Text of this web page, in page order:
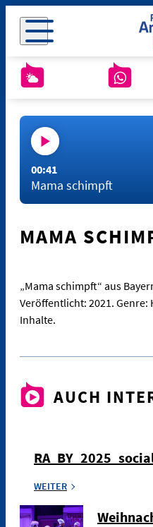
00:41
Mama schimpft
MAMA
„Mama schimpft“ aus
Veröffentlicht: 2021.
Inhalte.
AUCH
WEITER